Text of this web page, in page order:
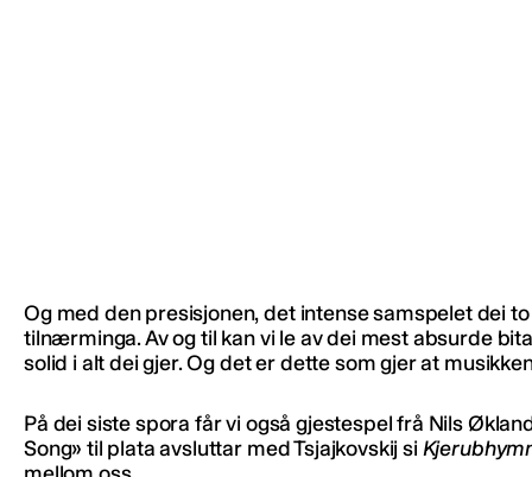
Og med den presisjonen, det intense samspelet dei
tilnærminga. Av og til kan vi le av dei mest absurde
solid i alt dei gjer. Og det er dette som gjer at
På dei siste spora får vi også gjestespel frå Nils
Song» til plata avsluttar med Tsjajkovskij si